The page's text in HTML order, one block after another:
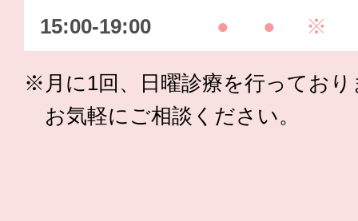
15:00-19:00
● ● ※
※月に1回、日曜診療を行っており
お気軽にご相談ください。